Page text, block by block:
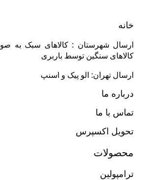
خانه
ارسال شهرستان : کالاهای سبک به
کالاهای سنگین توسط باربری
ارسال تهران: الو پیک و اسنپ
درباره ما
تماس با ما
تحویل اکسپرس
محصولات
ترامپولین